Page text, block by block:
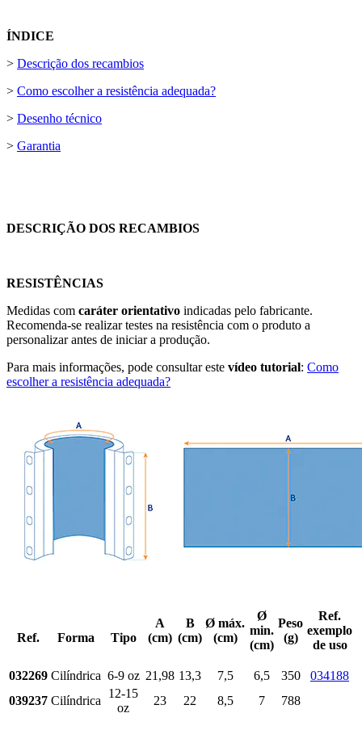
ÍNDICE
> Descrição dos recambios
> Como escolher a resistência adequada?
> Desenho técnico
> Garantia
DESCRIÇÃO DOS RECAMBIOS
RESISTÊNCIAS
Medidas com caráter orientativo indicadas pelo fabricante.
Recomenda-se realizar testes na resistência com o produto a
personalizar antes de iniciar a produção.
Para mais informações, pode consultar este vídeo tutorial: Como
escolher a resistência adequada?
Ref. Forma Tipo
A
(cm)
B
(cm)
Ø máx.
(cm)
Ø
min.
(cm)
Peso
(g)
Ref.
exemplo
de uso
032269 Cilíndrica 6-9 oz 21,98 13,3 7,5 6,5 350
034188
039237 Cilíndrica
12-15
oz
23 22 8,5 7 788